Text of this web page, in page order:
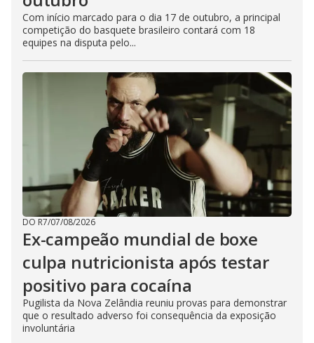
Com início marcado para o dia 17 de outubro, a principal
competição do basquete brasileiro contará com 18
equipes na disputa pelo...
DO R7/07/08/2026
Ex-campeão mundial de boxe
culpa nutricionista após testar
positivo para cocaína
Pugilista da Nova Zelândia reuniu provas para demonstrar
que o resultado adverso foi consequência da exposição
involuntária